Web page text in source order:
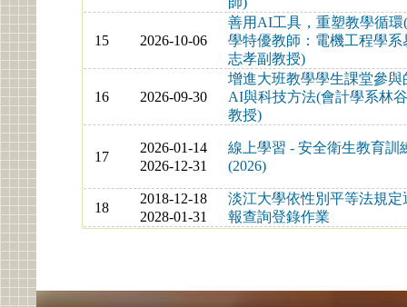
15 2026-10-06
善用AI工具，重塑教學循環
學特優教師：電機工程學系
志孝副教授)
16 2026-09-30
增進大班教學學生課堂參與
AI與科技方法(會計學系林
教授)
17
2026-01-14
2026-12-31
線上學習 - 安全衛生教育訓
(2026)
18
2018-12-18
2028-01-31
淡江大學依性別平等法規定
報查詢登錄作業